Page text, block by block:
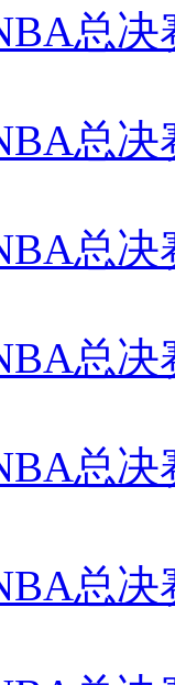
总
总
总
总
总
总